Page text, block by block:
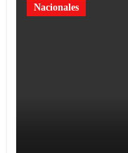
Nacionales